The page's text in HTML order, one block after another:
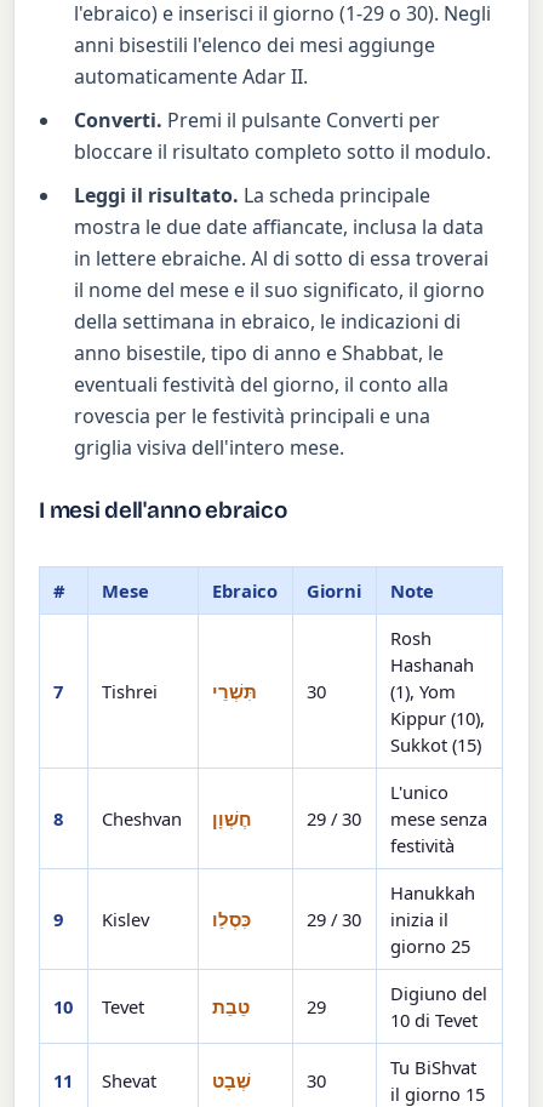
l'ebraico) e inserisci il giorno (1-29 o 30). Negli
anni bisestili l'elenco dei mesi aggiunge
automaticamente Adar II.
Converti. Premi il pulsante Converti per
bloccare il risultato completo sotto il modulo.
Leggi il risultato. La scheda principale
mostra le due date affiancate, inclusa la data
in lettere ebraiche. Al di sotto di essa troverai
il nome del mese e il suo significato, il giorno
della settimana in ebraico, le indicazioni di
anno bisestile, tipo di anno e Shabbat, le
eventuali festività del giorno, il conto alla
rovescia per le festività principali e una
griglia visiva dell'intero mese.
I mesi dell'anno ebraico
# Mese Ebraico Giorni Note
7 Tishrei תִּשְׁרֵי 30
Rosh
Hashanah
(1), Yom
Kippur (10),
Sukkot (15)
8 Cheshvan חֶשְׁוָן 29 / 30
L'unico
mese senza
festività
9 Kislev כִּסְלֵו 29 / 30
Hanukkah
inizia il
giorno 25
10 Tevet טֵבֵת 29
Digiuno del
10 di Tevet
11 Shevat שְׁבָט 30
Tu BiShvat
il giorno 15